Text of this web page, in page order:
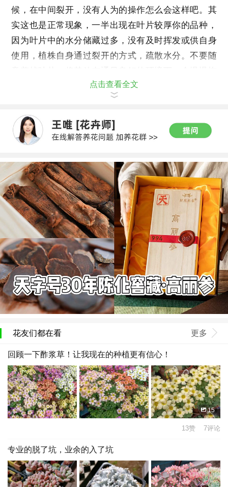
候，在中间裂开，没有人为的操作怎么会这样吧。其
实这也是正常现象，一半出现在叶片较厚你的品种，
因为叶片中的水分储藏过多，没有及时挥发或供自身
使用，植株自身通过裂开的方式，疏散水分。不要随
点击查看全文
花友们都在看 更多
回顾一下酢浆草！让我现在的种植更有信心！
15
13赞 7评论
专业的脱了坑，业余的入了坑